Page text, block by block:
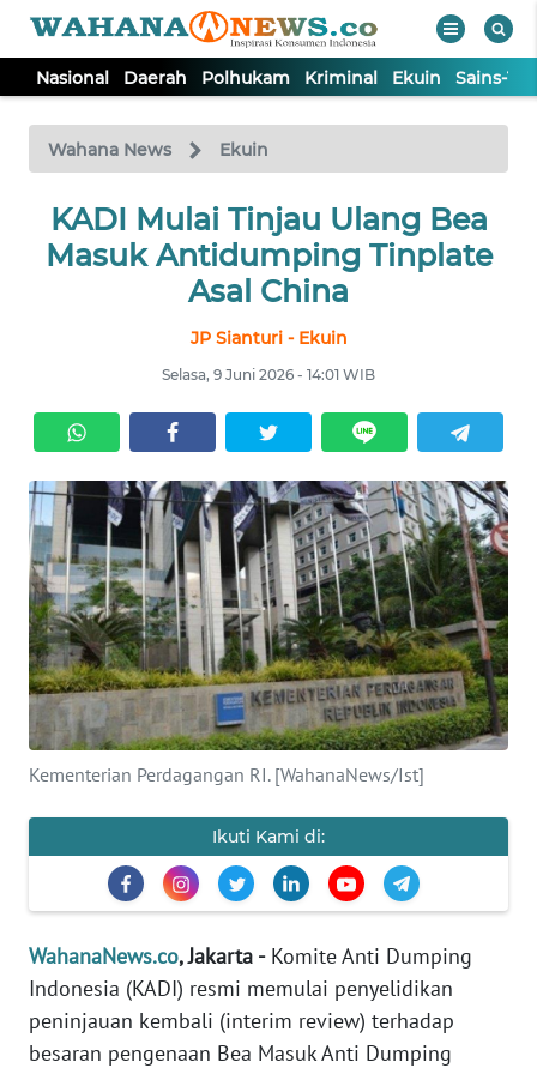
Nasional Daerah Polhukam Kriminal Ekuin Sains-
Wahana News Ekuin
KADI Mulai Tinjau Ulang Bea
Masuk Antidumping Tinplate
Asal China
JP Sianturi - Ekuin
Selasa, 9 Juni 2026 - 14:01 WIB
Kementerian Perdagangan RI. [WahanaNews/Ist]
Ikuti Kami di:
WahanaNews.co, Jakarta -Komite Anti Dumping
Indonesia (KADI) resmi memulai penyelidikan
peninjauan kembali (interim review) terhadap
besaran pengenaan Bea Masuk Anti Dumping
TV
Tutup
NASIONAL
KRIMINAL
EKUIN
SAINS-TEKNO
KESEHATAN
INTERNASIONAL
SERBA-SERBI
PENDIDIKAN
OLAHRAGA
OPINI
EDITORIAL